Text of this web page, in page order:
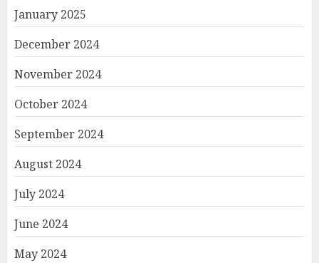
January 2025
December 2024
November 2024
October 2024
September 2024
August 2024
July 2024
June 2024
May 2024